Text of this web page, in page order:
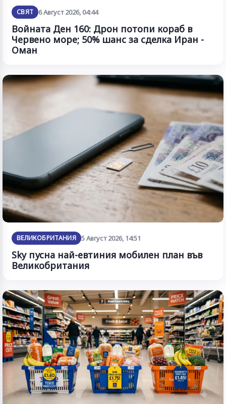
СВЯТ 6 Август 2026, 04:44
Войната Ден 160: Дрон потопи кораб в
Червено море; 50% шанс за сделка Иран -
Оман
ВЕЛИКОБРИТАНИЯ 5 Август 2026, 14:51
Sky пусна най-евтиния мобилен план във
Великобритания